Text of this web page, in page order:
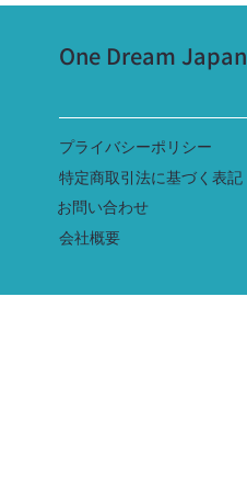
One Dream Japan
​プライバシーポリシー
特定商取引法に基づく表記
​お問い合わせ
​会社概要